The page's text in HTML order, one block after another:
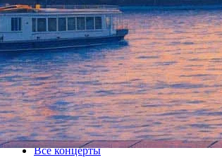
«Фонтанка»
«Ноль»
26 апреля 2020, воскресенье,22.00
Версия для печати
Все концерты